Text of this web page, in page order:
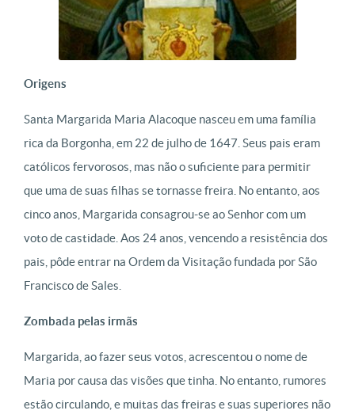
Origens
Santa Margarida Maria Alacoque nasceu em uma família
rica da Borgonha, em 22 de julho de 1647. Seus pais eram
católicos fervorosos, mas não o suficiente para permitir
que uma de suas filhas se tornasse freira. No entanto, aos
cinco anos, Margarida consagrou-se ao Senhor com um
voto de castidade. Aos 24 anos, vencendo a resistência dos
pais, pôde entrar na Ordem da Visitação fundada por São
Francisco de Sales.
Zombada pelas irmãs
Margarida, ao fazer seus votos, acrescentou o nome de
Maria por causa das visões que tinha. No entanto, rumores
estão circulando, e muitas das freiras e suas superiores não